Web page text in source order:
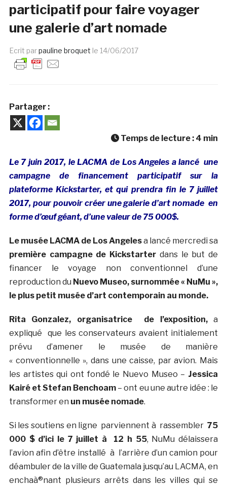
participatif pour faire voyager
une galerie d’art nomade
Ecrit parpauline broquet le 14/06/2017
Partager :
Temps de lecture : 4 min
Le 7 juin 2017, le LACMA de Los Angeles a lancé une
campagne de financement participatif sur la
plateforme Kickstarter, et qui prendra fin le 7 juillet
2017, pour pouvoir créer une galerie d’art nomade en
forme d’œuf géant, d’une valeur de 75 000$.
Le musée LACMA de Los Angelesa lancé mercredi sa
première campagne de Kickstarter dans le but de
financer le voyage non conventionnel d’une
reproduction du Nuevo Museo, surnommée « NuMu »,
le plus petit musée d’art contemporain au monde.
Rita Gonzalez, organisatrice de l’exposition,a
expliqué que les conservateurs avaient initialement
prévu d’amener le musée de manière
« conventionnelle », dans une caisse, par avion. Mais
les artistes qui ont fondé le Nuevo Museo – Jessica
Kairé et Stefan Benchoam – ont eu une autre idée : le
transformer en un musée nomade.
Si les soutiens en ligne parviennent à rassembler75
000 $ d’ici le 7 juillet à 12 h 55, NuMu délaissera
l’avion afin d’être installé à l’arrière d’un camion pour
déambuler de la ville de Guatemala jusqu’au LACMA, en
enchaà®nant plusieurs arrêts dans les villes qui se